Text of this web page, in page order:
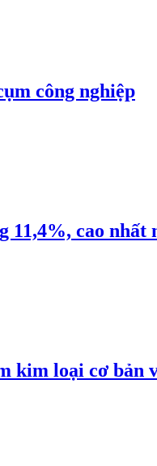
công nghiệp
11,4%, cao nhất
kim loại cơ bản